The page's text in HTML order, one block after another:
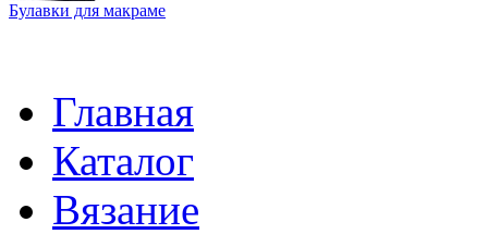
Булавки для макраме
Главная
Каталог
Вязание